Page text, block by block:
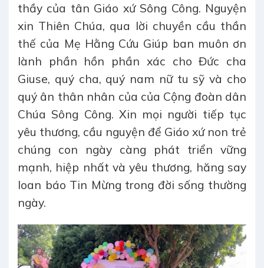
thầy của tân Giáo xứ Sông Công. Nguyện
xin Thiên Chúa, qua lời chuyền cầu thần
thế của Mẹ Hằng Cứu Giúp ban muôn ơn
lành phần hồn phần xác cho Đức cha
Giuse, quý cha, quý nam nữ tu sỹ và cho
quý ân thân nhân của của Cộng đoàn dân
Chúa Sông Công. Xin mọi người tiếp tục
yêu thương, cầu nguyện để Giáo xứ non trẻ
chúng con ngày càng phát triển vững
mạnh, hiệp nhất và yêu thương, hăng say
loan báo Tin Mừng trong đời sống thường
ngày.